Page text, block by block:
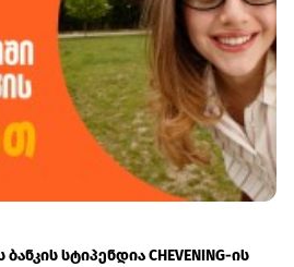
სტიპენდია CHEVENING-ის